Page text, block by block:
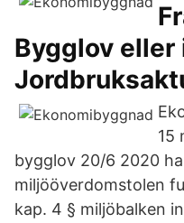
Bygglov eller
15
bygglov 20/6 2020
miljööverdomstolen
kap. 4 § miljöbalken